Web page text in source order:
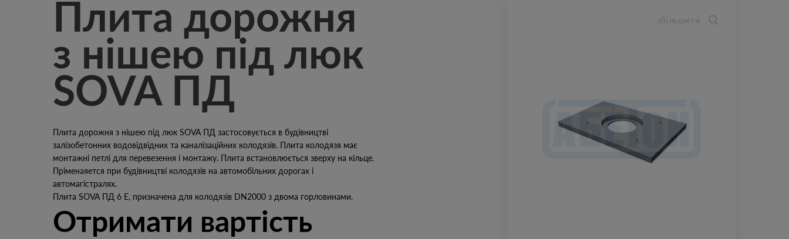
Плита дорожня
з нішею під люк
SOVA ПД
Плита дорожня з нішею під люк SOVA ПД застосовується в будівництві
залізобетонних водовідвідних та каналізаційних колодязів. Плита колодязя має
монтажні петлі для перевезення і монтажу. Плита встановлюється зверху на кільце.
Пріменаяется при будівництві колодязів на автомобільних дорогах і
автомагістралях.
Плита SOVA ПД 6 Е, призначена для колодязів DN2000 з двома горловинами.
Отримати вартість